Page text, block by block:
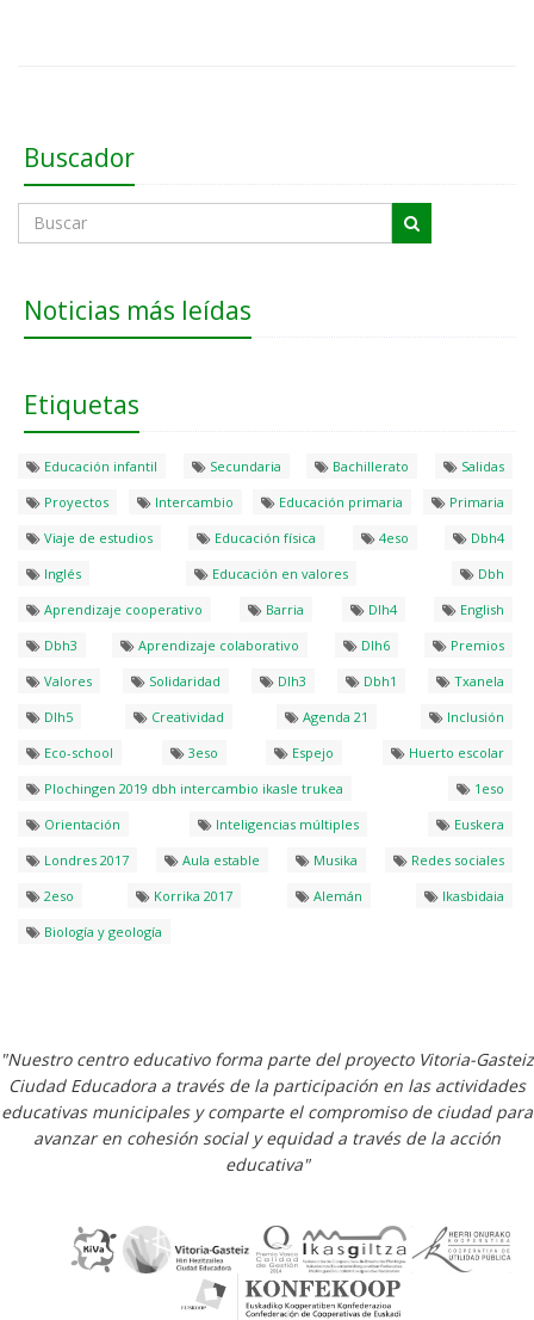
Buscador
Noticias más leídas
Etiquetas
Educación infantil Secundaria Bachillerato
Salidas
Proyectos
Intercambio Educación primaria
Primaria
Viaje de estudios
Educación física 4eso
Dbh4
Inglés
Educación en valores
Dbh
Aprendizaje cooperativo
Barria Dlh4
English
Dbh3
Aprendizaje colaborativo Dlh6
Premios
Valores
Solidaridad Dlh3 Dbh1
Txanela
Dlh5
Creatividad Agenda 21
Inclusión
Eco-school
3eso Espejo
Huerto escolar
Plochingen 2019 dbh intercambio ikasle trukea
1eso
Orientación
Inteligencias múltiples
Euskera
Londres 2017
Aula estable Musika
Redes sociales
2eso
Korrika 2017 Alemán
Ikasbidaia
Biología y geología
"Nuestro centro educativo forma parte del proyecto Vitoria-Gasteiz
Ciudad Educadora a través de la participación en las actividades
educativas municipales y comparte el compromiso de ciudad para
avanzar en cohesión social y equidad a través de la acción
educativa"